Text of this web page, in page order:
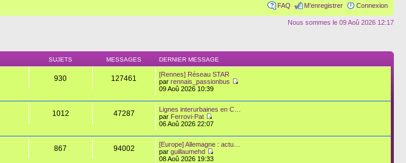
FAQ M’enregistrer Connexion
Nous sommes le 09 Aoû 2026 12:17
SUJETS MESSAGES DERNIER MESSAGE
930 127461
[Rennes] Réseau STAR
parrennais_passionbus
09 Aoû 2026 10:39
1012 47287
Lignes interurbaines en C…
par Ferrovi-Pat
06 Aoû 2026 22:07
867 94002
[Europe] Allemagne : actu…
parguillaumehd
08 Aoû 2026 19:33